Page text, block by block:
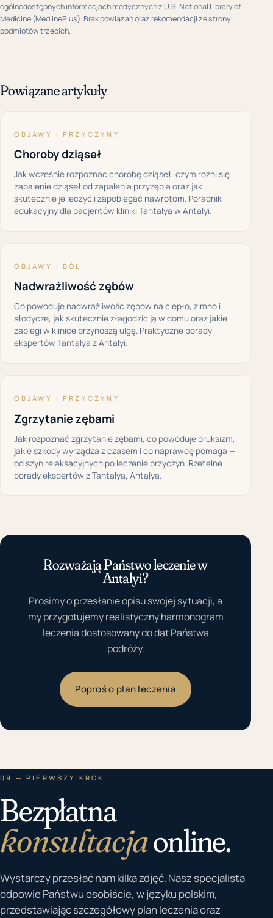
ogólnodostępnych informacjach medycznych z U.S. National Library of
Medicine (MedlinePlus). Brak powiązań oraz rekomendacji ze strony
podmiotów trzecich.
Powiązane artykuły
OBJAWY I PRZYCZYNY
Choroby dziąseł
Jak wcześnie rozpoznać chorobę dziąseł, czym różni się
zapalenie dziąseł od zapalenia przyzębia oraz jak
skutecznie je leczyć i zapobiegać nawrotom. Poradnik
edukacyjny dla pacjentów kliniki Tantalya w Antalyi.
OBJAWY I BÓL
Nadwrażliwość zębów
Co powoduje nadwrażliwość zębów na ciepło, zimno i
słodycze, jak skutecznie złagodzić ją w domu oraz jakie
zabiegi w klinice przynoszą ulgę. Praktyczne porady
ekspertów Tantalya z Antalyi.
OBJAWY I PRZYCZYNY
Zgrzytanie zębami
Jak rozpoznać zgrzytanie zębami, co powoduje bruksizm,
jakie szkody wyrządza z czasem i co naprawdę pomaga —
od szyn relaksacyjnych po leczenie przyczyn. Rzetelne
porady ekspertów z Tantalya, Antalya.
Rozważają Państwo leczenie w
Antalyi?
Prosimy o przesłanie opisu swojej sytuacji, a
my przygotujemy realistyczny harmonogram
leczenia dostosowany do dat Państwa
podróży.
Poproś o plan leczenia
09 — PIERWSZY KROK
Bezpłatna
konsultacjaonline.
Wystarczy przesłać nam kilka zdjęć. Nasz specjalista
odpowie Państwu osobiście, w języku polskim,
przedstawiając szczegółowy plan leczenia oraz